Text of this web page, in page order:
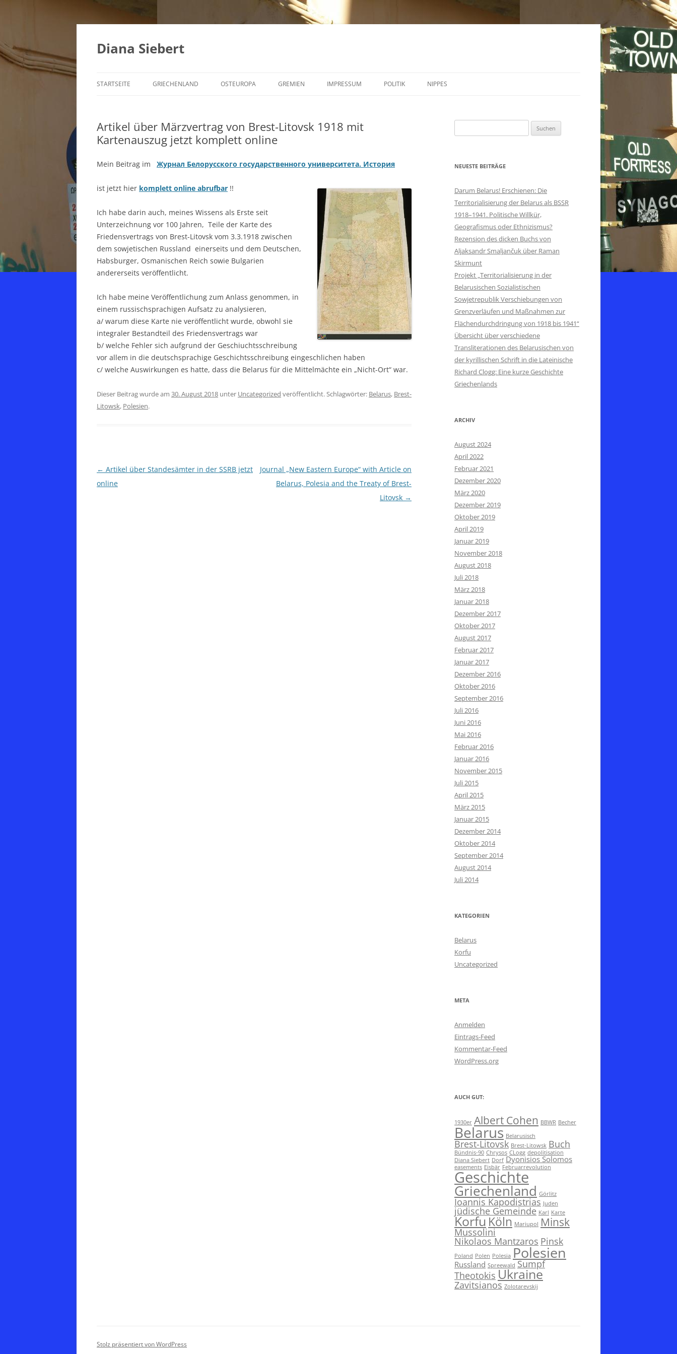
Zum
springen
Diana Siebert
STARTSEITE GRIECHENLAND OSTEUROPA GREMIEN IMPRESSUM POLITIK NIPPES
Artikel über Märzvertrag von Brest-Litovsk 1918 mit
Kartenauszug jetzt komplett online
Mein Beitrag im Журнал Белорусского государственного университета. История
ist jetzt hier komplett online abrufbar !!
Ich habe darin auch, meines Wissens als Erste seit
Unterzeichnung vor 100 Jahren, Teile der Karte des
Friedensvertrags von Brest-Litovsk vom 3.3.1918 zwischen
dem sowjetischen Russland einerseits und dem Deutschen,
Habsburger, Osmanischen Reich sowie Bulgarien
andererseits veröffentlicht.
Ich habe meine Veröffentlichung zum Anlass genommen, in
einem russischsprachigen Aufsatz zu analysieren,
a/ warum diese Karte nie veröffentlicht wurde, obwohl sie
integraler Bestandteil des Friedensvertrags war
b/ welche Fehler sich aufgrund der Geschiuchtsschreibung
vor allem in die deutschsprachige Geschichtsschreibung eingeschlichen haben
c/ welche Auswirkungen es hatte, dass die Belarus für die Mittelmächte ein „Nicht-Ort“ war.
Dieser Beitrag wurde am 30. August 2018 unter Uncategorized veröffentlicht. Schlagwörter: Belarus, Brest-
Litowsk, Polesien.
Beitragsnavigation
← Artikel über Standesämter in der SSRB jetzt
online
Journal „New Eastern Europe“ with Article on
Belarus, Polesia and the Treaty of Brest-
Litovsk →
nach:
NEUESTE BEITRÄGE
Darum Belarus! Erschienen: Die
Territorialisierung der Belarus als BSSR
1918–1941. Politische Willkür,
Geografismus oder Ethnizismus?
Rezension des dicken Buchs von
Aljaksandr Smaljančuk über Raman
Skirmunt
Projekt „Territorialisierung in der
Belarusischen Sozialistischen
Sowjetrepublik Verschiebungen von
Grenzverläufen und Maßnahmen zur
Flächendurchdringung von 1918 bis 1941“
Übersicht über verschiedene
Transliterationen des Belarusischen von
der kyrillischen Schrift in die Lateinische
Richard Clogg: Eine kurze Geschichte
Griechenlands
ARCHIV
August 2024
April 2022
Februar 2021
Dezember 2020
März 2020
Dezember 2019
Oktober 2019
April 2019
Januar 2019
November 2018
August 2018
Juli 2018
März 2018
Januar 2018
Dezember 2017
Oktober 2017
August 2017
Februar 2017
Januar 2017
Dezember 2016
Oktober 2016
September 2016
Juli 2016
Juni 2016
Mai 2016
Februar 2016
Januar 2016
November 2015
Juli 2015
April 2015
März 2015
Januar 2015
Dezember 2014
Oktober 2014
September 2014
August 2014
Juli 2014
KATEGORIEN
Belarus
Korfu
Uncategorized
META
Anmelden
Eintrags-Feed
Kommentar-Feed
WordPress.org
AUCH GUT:
1930er Albert Cohen BBWR Becher
Belarus Belarusisch
Brest-Litovsk Brest-Litowsk Buch
Bündnis-90 Chrysos CLogg depolitisation
Diana Siebert Dorf Dyonisios Solomos
easements Eisbär Februarrevolution
Geschichte
Griechenland Görlitz
Ioannis Kapodistrias Juden
jüdische Gemeinde Karl Karte
KorfuKöln Mariupol Minsk
Mussolini
Nikolaos Mantzaros Pinsk
Poland Polen Polesia Polesien
Russland Spreewald Sumpf
Theotokis Ukraine
Zavitsianos Zolotarevskij
Stolz präsentiert von WordPress